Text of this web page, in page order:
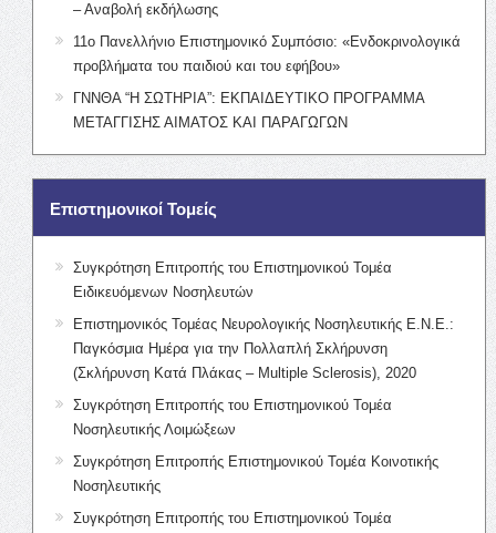
– Αναβολή εκδήλωσης
11ο Πανελλήνιο Επιστημονικό Συμπόσιο: «Ενδοκρινολογικά
προβλήματα του παιδιού και του εφήβου»
ΓΝΝΘΑ “Η ΣΩΤΗΡΙΑ”: ΕΚΠΑΙΔΕΥΤΙΚΟ ΠΡΟΓΡΑΜΜΑ
ΜΕΤΑΓΓΙΣΗΣ ΑΙΜΑΤΟΣ ΚΑΙ ΠΑΡΑΓΩΓΩΝ
Επιστημονικοί Τομείς
Συγκρότηση Επιτροπής του Επιστημονικού Τομέα
Ειδικευόμενων Νοσηλευτών
Επιστημονικός Τομέας Νευρολογικής Νοσηλευτικής Ε.Ν.Ε.:
Παγκόσμια Ημέρα για την Πολλαπλή Σκλήρυνση
(Σκλήρυνση Κατά Πλάκας – Multiple Sclerosis), 2020
Συγκρότηση Επιτροπής του Επιστημονικού Τομέα
Νοσηλευτικής Λοιμώξεων
Συγκρότηση Επιτροπής Επιστημονικού Τομέα Κοινοτικής
Νοσηλευτικής
Συγκρότηση Επιτροπής του Επιστημονικού Τομέα